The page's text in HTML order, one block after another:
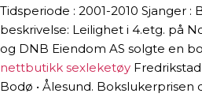
Tidsperiode : 2001-2010 Sjanger
beskrivelse: Leilighet i 4.etg. på
og DNB Eiendom AS solgte en
nettbutikk sexleketøy Fredrikstad
Bodø • Ålesund.